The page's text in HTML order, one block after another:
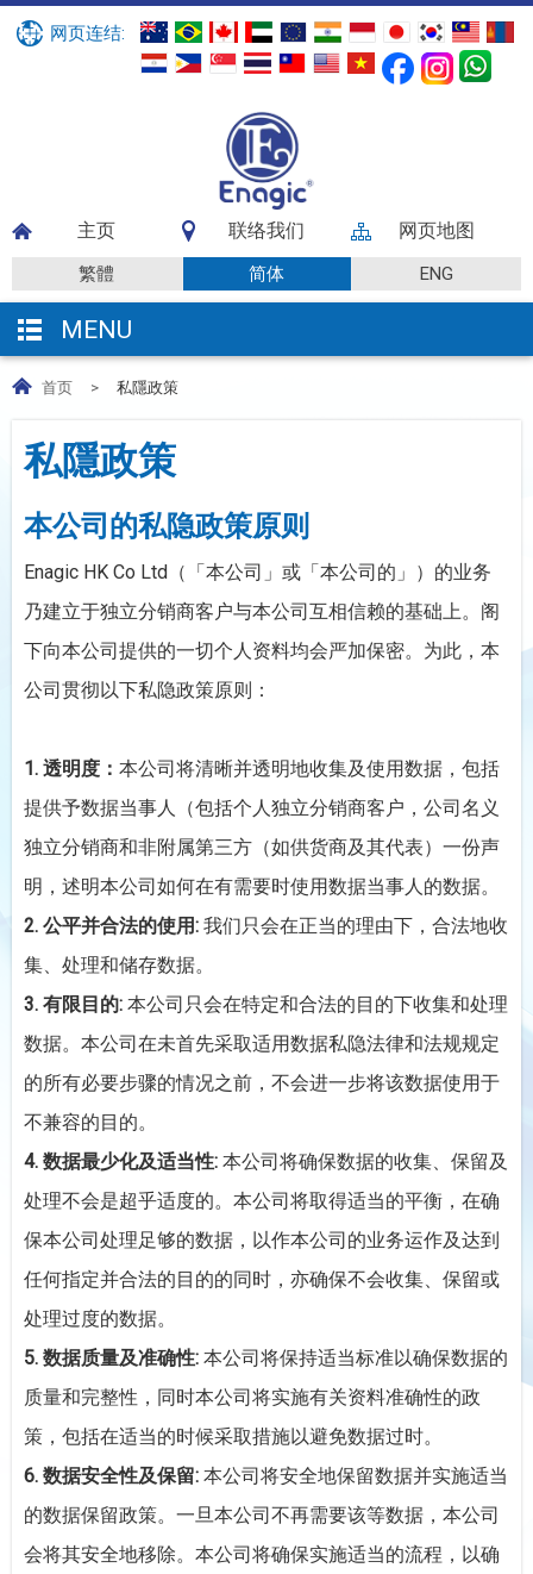
网页连结:
主页 联络我们 网页地图
繁體 简体 ENG
MENU
首页 > 私隱政策
私隱政策
本公司的私隐政策原则
Enagic HK Co Ltd（「本公司」或「本公司的」）的业务
乃建立于独立分销商客户与本公司互相信赖的基础上。阁
下向本公司提供的一切个人资料均会严加保密。为此，本
公司贯彻以下私隐政策原则：
1. 透明度： 本公司将清晰并透明地收集及使用数据，包括
提供予数据当事人（包括个人独立分销商客户，公司名义
独立分销商和非附属第三方（如供货商及其代表）一份声
明，述明本公司如何在有需要时使用数据当事人的数据。
2. 公平并合法的使用: 我们只会在正当的理由下，合法地收
集、处理和储存数据。
3. 有限目的: 本公司只会在特定和合法的目的下收集和处理
数据。本公司在未首先采取适用数据私隐法律和法规规定
的所有必要步骤的情况之前，不会进一步将该数据使用于
不兼容的目的。
4. 数据最少化及适当性: 本公司将确保数据的收集、保留及
处理不会是超乎适度的。本公司将取得适当的平衡，在确
保本公司处理足够的数据，以作本公司的业务运作及达到
任何指定并合法的目的的同时，亦确保不会收集、保留或
处理过度的数据。
5. 数据质量及准确性: 本公司将保持适当标准以确保数据的
质量和完整性，同时本公司将实施有关资料准确性的政
策，包括在适当的时候采取措施以避免数据过时。
6. 数据安全性及保留: 本公司将安全地保留数据并实施适当
的数据保留政策。一旦本公司不再需要该等数据，本公司
会将其安全地移除。本公司将确保实施适当的流程，以确